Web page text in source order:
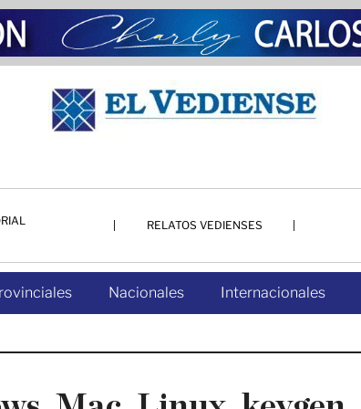
RELATOS VEDIENSES
Nacionales Internacionales